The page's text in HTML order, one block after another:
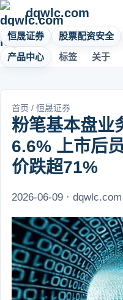
dqwlc.com
恒晟证券 股票配资安全
产品中心
标签 关于
首页 / 恒晟证券
粉笔基本盘业
6.6% 上市后
价跌超71%
2026-06-09 · dqwlc.com